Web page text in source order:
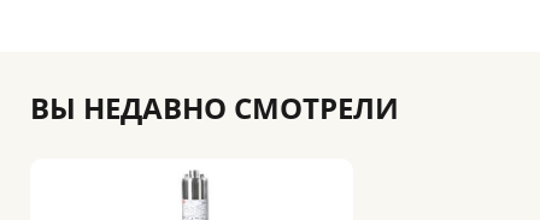
ВЫ НЕДАВНО СМОТРЕЛИ